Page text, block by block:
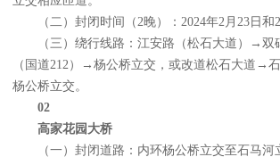
（二）封闭时间（2晚）：2024年2月23日和
（三）绕行线路：江安路（松石大道）→
（国道212）→杨公桥立交，或改道松石大道→
杨公桥立交。
02
高家花园大桥
（一）封闭道路：内环杨公桥立交至石马